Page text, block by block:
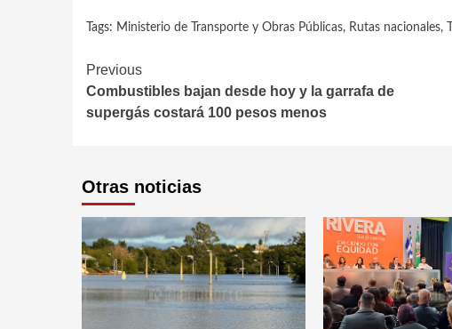
Tags: Ministerio de Transporte y Obras Públicas, Rutas nacionales,
Continue
Reading
Previous
Combustibles bajan desde hoy y la garrafa de
supergás costará 100 pesos menos
Otras noticias